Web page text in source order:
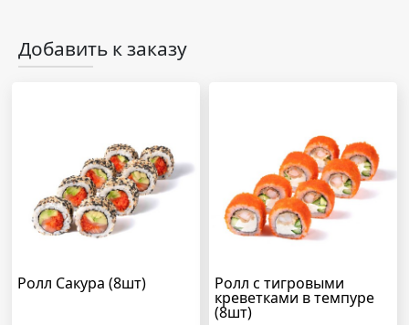
Добавить к заказу
Ролл Сакура (8шт) Ролл с тигровыми
креветками в темпуре
(8шт)